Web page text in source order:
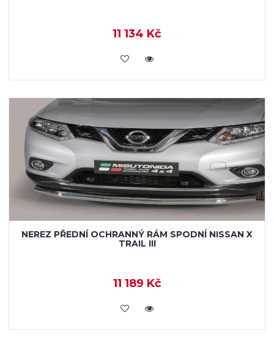
11 134 Kč
KOUPIT
NEREZ PŘEDNÍ OCHRANNÝ RÁM SPODNÍ NISSAN X
TRAIL III
11 189 Kč
KOUPIT